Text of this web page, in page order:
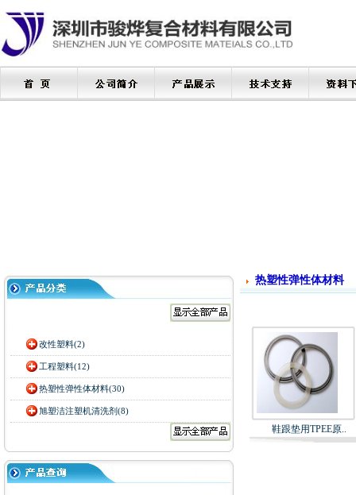
改性塑料(2)
工程塑料(12)
热塑性弹性体材料(30)
旭塑洁注塑机清洗剂(8)
热塑性弹性体材料
鞋跟垫用TPEE原..